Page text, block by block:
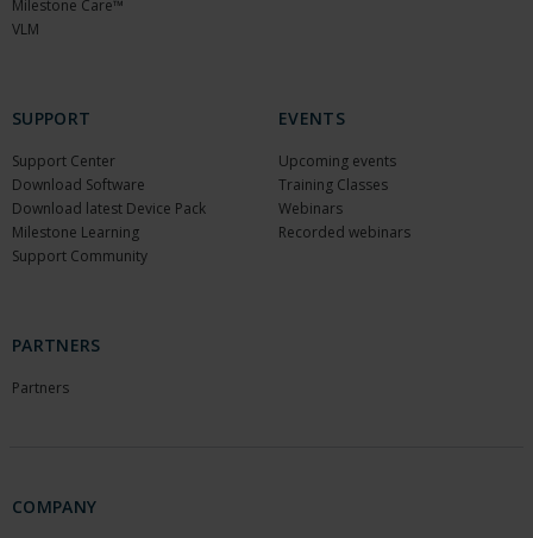
Milestone Care™
VLM
SUPPORT
Support Center
Download Software
Download latest Device Pack
Milestone Learning
Support Community
EVENTS
Upcoming events
Training Classes
Webinars
Recorded webinars
PARTNERS
Partners
COMPANY